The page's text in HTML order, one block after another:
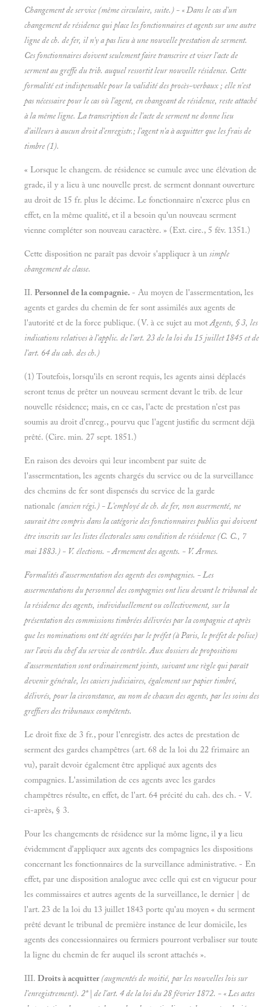
Changement de service (même circulaire, suite.) - « Dans le cas d'un
changement de résidence qui place les fonctionnaires et agents sur une autre
ligne de ch. de fer, il n'y a pas lieu à une nouvelle prestation de serment.
Ces fonctionnaires doivent seulement faire transcrire et viser l'acte de
serment au greffe du trib. auquel ressortit leur nouvelle résidence. Cette
formalité est indispensable pour la validité des procès-verbaux ; elle n'est
pas nécessaire pour le cas où l'agent, en changeant de résidence, reste attaché
à la même ligne. La transcription de l'acte de serment ne donne lieu
d'ailleurs à aucun droit d'enregistr.; l'agent n'a à acquitter que les frais de
timbre (1).
« Lorsque le changem. de résidence se cumule avec une élévation de
grade, il y a lieu à une nouvelle prest. de serment donnant ouverture
au droit de 15 fr. plus le décime. Le fonctionnaire n'exerce plus en
effet, en la même qualité, et il a besoin qu'un nouveau serment
vienne compléter son nouveau caractère. » (Ext. cire., 5 fév. 1351.)
Cette disposition ne paraît pas devoir s'appliquer à un simple
changement de classe.
II. Personnel de la compagnie. - Au moyen de l'assermentation, les
agents et gardes du chemin de fer sont assimilés aux agents de
l'autorité et de la force publique. (V. à ce sujet au motAgents, § 3, les
indications relatives à l'applic. de l'art. 23 de la loi du 15 juillet 1845 et de
l'art. 64 du cah. des ch.)
(1) Toutefois, lorsqu'ils en seront requis, les agents ainsi déplacés
seront tenus de prêter un nouveau serment devant le trib. de leur
nouvelle résidence; mais, en ce cas, l'acte de prestation n'est pas
soumis au droit d'enreg., pourvu que l'agent justifie du serment déjà
prêté. (Cire. min. 27 sept. 1851.)
En raison des devoirs qui leur incombent par suite de
l'assermentation, les agents chargés du service ou de la surveillance
des chemins de fer sont dispensés du service de la garde
nationale (ancien régi.) - L'employé de ch. de fer, non assermenté, ne
saurait être compris dans la catégorie des fonctionnaires publics qui doivent
être inscrits sur les listes électorales sans condition de résidence (C. C., 7
mai 1883.) - V.élections. -Armement des agents. - V.Armes.
Formalités d'assermentation des agents des compagnies. - Les
assermentations du personnel des compagnies ont lieu devant le tribunal de
la résidence des agents, individuellement ou collectivement, sur la
présentation des commissions timbrées délivrées par la compagnie et après
que les nominations ont été agréées par le préfet (à Paris, le préfet de police)
sur l'avis du chef du service de contrôle. Aux dossiers de propositions
d'assermentation sont ordinairement joints, suivant une règle qui paraît
devenir générale, les casiers judiciaires, également sur papier timbré,
délivrés, pour la circonstance, au nom de chacun des agents, par les soins des
greffiers des tribunaux compétents.
Le droit fixe de 3 fr., pour l'enregistr. des actes de prestation de
serment des gardes champêtres (art. 68 de la loi du 22 frimaire an
vu), paraît devoir également être appliqué aux agents des
compagnies. L'assimilation de ces agents avec les gardes
champêtres résulte, en effet, de l'art. 64 précité du cah. des ch. - V.
ci-après, § 3.
Pour les changements de résidence sur la môme ligne, il ya lieu
évidemment d'appliquer aux agents des compagnies les dispositions
concernant les fonctionnaires de la surveillance administrative. - En
effet, par une disposition analogue avec celle qui est en vigueur pour
les commissaires et autres agents de la surveillance, le dernier | de
l'art. 23 de la loi du 13 juillet 1843 porte qu'au moyen « du serment
prêté devant le tribunal de première instance de leur domicile, les
agents des concessionnaires ou fermiers pourront verbaliser sur toute
la ligne du chemin de fer auquel ils seront attachés ».
III. Droits à acquitter (augmentés de moitié, par les nouvelles lois sur
l'enregistrement). 2* | de l'art. 4 de la loi du 28 février 1872. - « Les actes